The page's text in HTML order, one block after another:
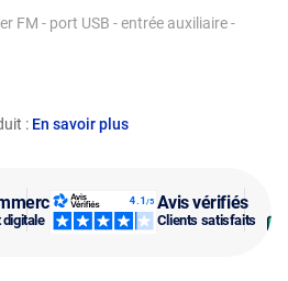
digitale
Avis vérifiés
Clients satisfaits
: En savoir plus
FM - port USB - entrée auxiliaire -